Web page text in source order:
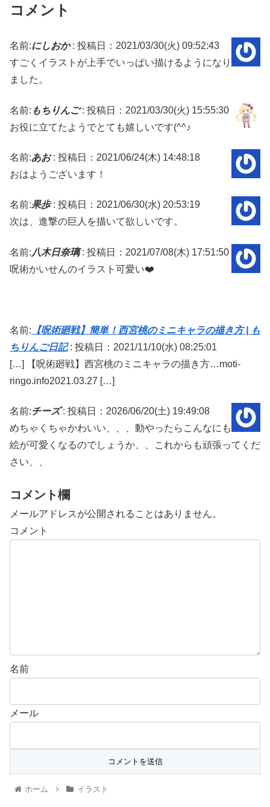
コメント
名前:にしおか: 投稿日：2021/03/30(火) 09:52:43
すごくイラストが上手でいっぱい描けるようになり
ました。
名前: もちりんご: 投稿日：2021/03/30(火) 15:55:30
お役に立てたようでとても嬉しいです(^^♪
名前:あお: 投稿日：2021/06/24(木) 14:48:18
おはようございます！
名前:果歩: 投稿日：2021/06/30(水) 20:53:19
次は、進撃の巨人を描いて欲しいです。
名前:八木日奈璃: 投稿日：2021/07/08(木) 17:51:50
呪術かいせんのイラスト可愛い❤️
名前: 【呪術廻戦】簡単！西宮桃のミニキャラの描き方 | も
ちりんご日記: 投稿日：2021/11/10(水) 08:25:01
[…] 【呪術廻戦】西宮桃のミニキャラの描き方…moti-
ringo.info2021.03.27 […]
名前:チーズ: 投稿日：2026/06/20(土) 19:49:08
めちゃくちゃかわいい、、、動やったらこんなにも
絵が可愛くなるのでしょうか、、これからも頑張ってくだ
さい、、
コメント欄
メールアドレスが公開されることはありません。
コメント
名前
メール
ホーム イラスト